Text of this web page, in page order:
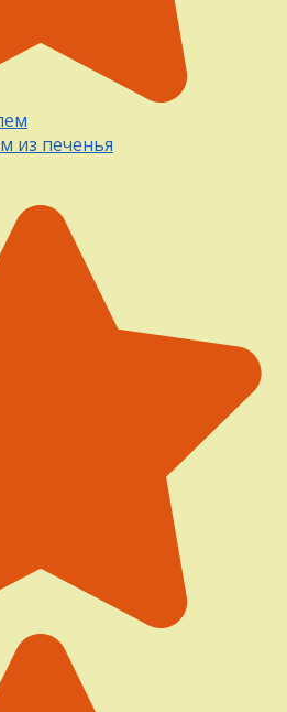
из печенья